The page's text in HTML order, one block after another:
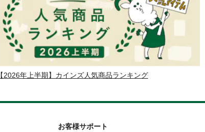
【2026年上半期】カインズ人気商品ランキング
お客様サポート